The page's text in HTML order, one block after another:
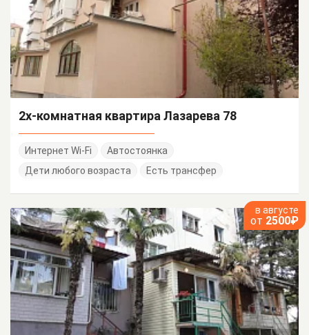
2х-комнатная квартира Лазарева 78
Интернет Wi-Fi
Автостоянка
Дети любого возраста
Есть трансфер
в августе
от 2500₽